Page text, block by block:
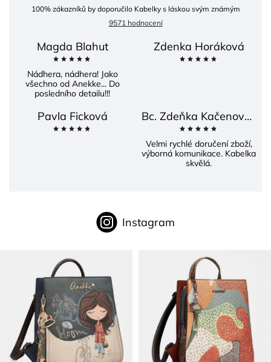
100% zákazníků by doporučilo Kabelky s láskou svým známým
9571 hodnocení
Magda Blahut
Nádhera, nádhera! Jako
všechno od Anekke... Do
posledního detailu!!!
Zdenka Horáková
Pavla Ficková Bc. Zdeňka Kačenová Častová
Velmi rychlé doručení zboží,
výborná komunikace. Kabelka
skvělá.
Instagram